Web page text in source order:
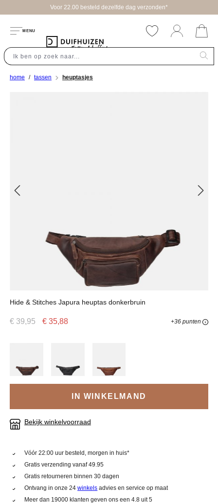
Voor 22.00 besteld dezelfde dag verzonden*
MENU
home tassen heuptasjes
Hide & Stitches Japura heuptas donkerbruin
€ 39,95 € 35,88 +36 punten
IN WINKELMAND
Bekijk winkelvoorraad
Vóór 22:00 uur besteld, morgen in huis*
Gratis verzending vanaf 49.95
Gratis retourneren binnen 30 dagen
Ontvang in onze 24winkels advies en service op maat
Meer dan 19000 klanten geven ons een 4.8 uit 5